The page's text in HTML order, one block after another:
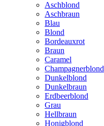
Aschblond
Aschbraun
Blau
Blond
Bordeauxrot
Braun
Caramel
Champagnerblond
Dunkelblond
Dunkelbraun
Erdbeerblond
Grau
Hellbraun
Honigblond